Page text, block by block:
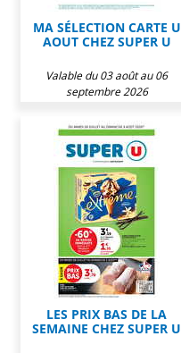
MA SÉLECTION CARTE U
AOUT CHEZ SUPER U
Valable du 03 août au 06
septembre 2026
LES PRIX BAS DE LA
SEMAINE CHEZ SUPER U